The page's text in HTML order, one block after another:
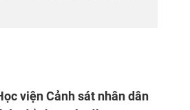
- 2030
viện Cảnh sát nhân dân